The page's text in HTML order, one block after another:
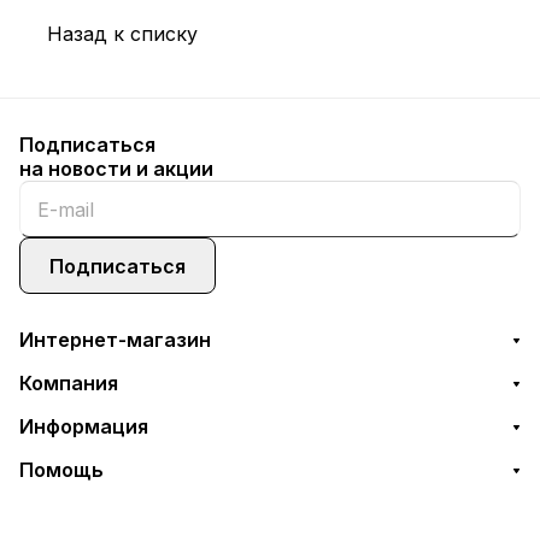
Назад к списку
Подписаться
на новости и акции
Подписаться
Интернет-магазин
Компания
Информация
Помощь